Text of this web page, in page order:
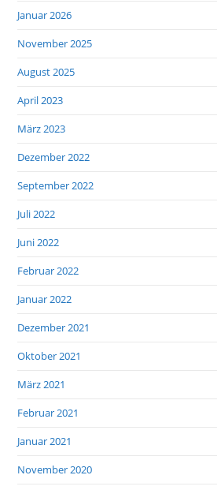
Januar 2026
November 2025
August 2025
April 2023
März 2023
Dezember 2022
September 2022
Juli 2022
Juni 2022
Februar 2022
Januar 2022
Dezember 2021
Oktober 2021
März 2021
Februar 2021
Januar 2021
November 2020